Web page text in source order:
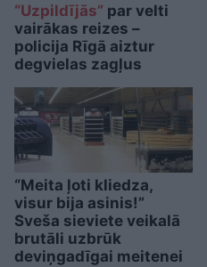
“Uzpildījās” par velti
vairākas reizes –
policija Rīgā aiztur
degvielas zagļus
“Meita ļoti kliedza,
visur bija asinis!”
Sveša sieviete veikalā
brutāli uzbrūk
deviņgadīgai meitenei